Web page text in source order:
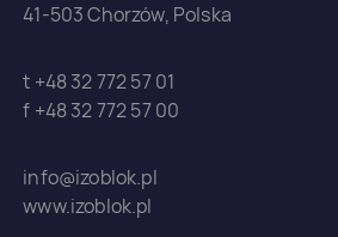
41-503 Chorzów, Polska
t +48 32 772 57 01
f +48 32 772 57 00
info@izoblok.pl
www.izoblok.pl